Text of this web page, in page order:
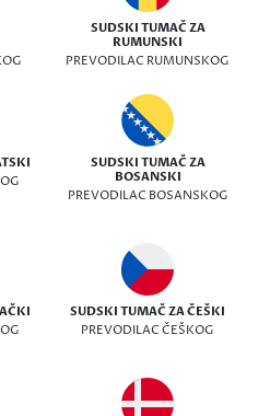
SUDSKI TUMAČ ZA
RUMUNSKI
PREVODILAC RUMUNSKOG
SUDSKI TUMAČ ZA
BOSANSKI
PREVODILAC BOSANSKOG
SUDSKI TUMAČ ZA ČEŠKI
PREVODILAC ČEŠKOG